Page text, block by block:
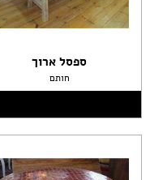
ספסל ארוך
חותם